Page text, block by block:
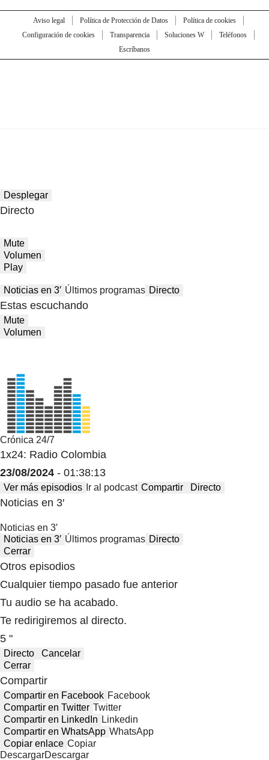
Aviso legal Política de Protección de Datos
Política de cookies
Configuración de cookies
Transparencia Soluciones W
Teléfonos
Escríbanos
Desplegar
Directo
Mute
Volumen
Play
Noticias en 3′ Últimos programas Directo
Estas escuchando
Mute
Volumen
Crónica 24/7
1x24: Radio Colombia
23/08/2024 - 01:38:13
Ver más episodios Ir al podcast Compartir Directo
Noticias en 3′
Noticias en 3′
Noticias en 3′ Últimos programas Directo
Cerrar
Otros episodios
Cualquier tiempo pasado fue anterior
Tu audio se ha acabado.
Te redirigiremos al directo.
5 "
Directo
Cancelar
Cerrar
Compartir
Compartir en Facebook Facebook
Compartir en Twitter Twitter
Compartir en LinkedIn Linkedin
Compartir en WhatsApp WhatsApp
Copiar enlace Copiar
DescargarDescargar